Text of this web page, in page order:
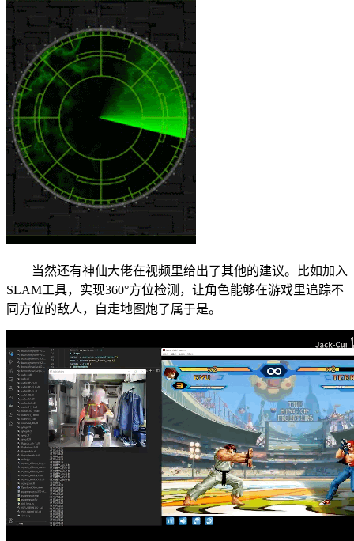
当然还有神仙大佬在视频里给出了其他的建议。比如加入
SLAM工具，实现360°方位检测，让角色能够在游戏里追踪不
同方位的敌人，自走地图炮了属于是。